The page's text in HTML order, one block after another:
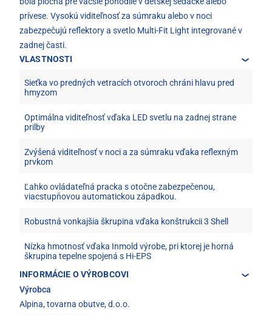
prívese. Vysokú viditeľnosť za súmraku alebo v noci
zabezpečujú reflektory a svetlo Multi-Fit Light integrované v
zadnej časti.
VLASTNOSTI
Sieťka vo predných vetracích otvoroch chráni hlavu pred
hmyzom
Optimálna viditeľnosť vďaka LED svetlu na zadnej strane
prilby
Zvýšená viditeľnosť v noci a za súmraku vďaka reflexným
prvkom
Ľahko ovládateľná pracka s otočne zabezpečenou,
viacstupňovou automatickou západkou.
Robustná vonkajšia škrupina vďaka konštrukcii 3 Shell
Nízka hmotnosť vďaka Inmold výrobe, pri ktorej je horná
škrupina tepelne spojená s Hi-EPS
INFORMÁCIE O VÝROBCOVI
Výrobca
Alpina, tovarna obutve, d.o.o.